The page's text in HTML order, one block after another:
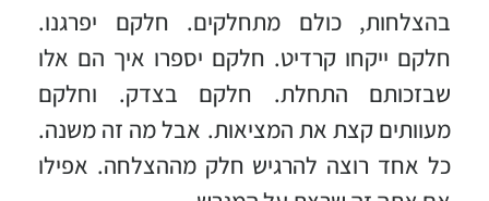
בהצלחות, כולם מתחלקים. חלקם יפרגנו.
חלקם ייקחו קרדיט. חלקם יספרו איך הם אלו
שבזכותם התחלת. חלקם בצדק. וחלקם
מעוותים קצת את המציאות. אבל מה זה משנה.
כל אחד רוצה להרגיש חלק מההצלחה. אפילו